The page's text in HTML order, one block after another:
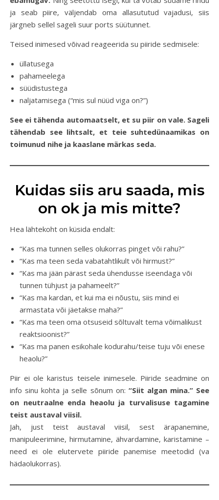
ja seab piire, väljendab oma allasututud vajadusi, siis
järgneb sellel sageli suur ports süütunnet.
Teised inimesed võivad reageerida su piiride sedmisele:
üllatusega
pahameelega
süüdistustega
naljatamisega (“mis sul nüüd viga on?”)
See ei tähenda automaatselt, et su piir on vale. Sageli
tähendab see lihtsalt, et teie suhtedünaamikas on
toimunud nihe ja kaaslane märkas seda.
Kuidas siis aru saada, mis
on ok ja mis mitte?
Hea lähtekoht on küsida endalt:
“Kas ma tunnen selles olukorras pinget või rahu?”
“Kas ma teen seda vabatahtlikult või hirmust?”
“Kas ma jään pärast seda ühendusse iseendaga või
tunnen tühjust ja pahameelt?”
“Kas ma kardan, et kui ma ei nõustu, siis mind ei
armastata või jäetakse maha?”
“Kas ma teen oma otsuseid sõltuvalt tema võimalikust
reaktsioonist?”
“Kas ma panen esikohale kodurahu/teise tuju või enese
heaolu?”
Piir ei ole karistus teisele inimesele. Piiride seadmine on
info sinu kohta ja selle sõnum on: “Siit algan mina.” See
on neutraalne enda heaolu ja turvalisuse tagamine
teist austaval viisil.
Jah, just teist austaval viisil, sest ärapanemine,
manipuleerimine, hirmutamine, ähvardamine, karistamine –
need ei ole elutervete piiride panemise meetodid (va
hädaolukorras).